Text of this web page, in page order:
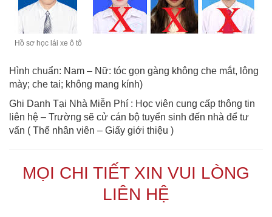
Hồ sơ học lái xe ô tô
Hình chuẩn: Nam – Nữ: tóc gọn gàng không che mắt, lông
mày; che tai; không mang kính)
Ghi Danh Tại Nhà Miễn Phí : Học viên cung cấp thông tin
liên hệ – Trường sẽ cử cán bộ tuyển sinh đến nhà để tư
vấn ( Thể nhân viên – Giấy giới thiệu )
MỌI CHI TIẾT XIN VUI LÒNG
LIÊN HỆ